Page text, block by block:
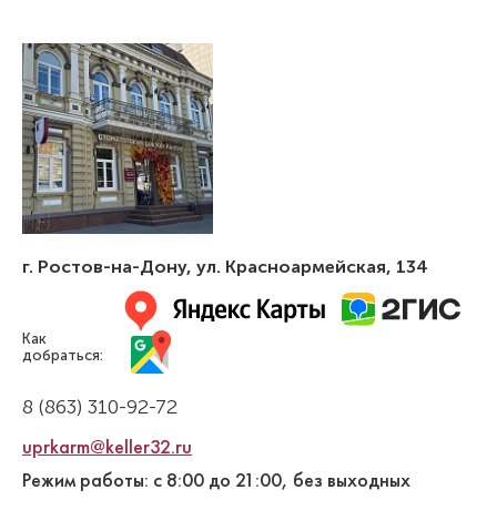
Карпа Никита Андреевич
Стоматолог-терапевт
Стаж работы: 3 года
г. Ростов-на-Дону, ул. Красноармейская, 134
Как
добраться:
8 (863) 310-92-72
uprkarm@keller32.ru
Режим работы: с 8:00 до 21:00, без выходных